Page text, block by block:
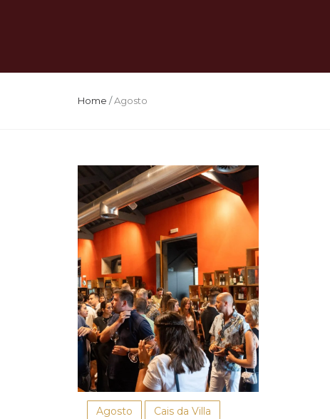
Home /Agosto
Agosto
Cais da Villa